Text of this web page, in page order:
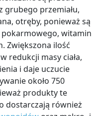
przemiału,
otręby, ponieważ są
pokarmowego, witamin
Zwiększona ilość
redukcji masy ciała,
i daje uczucie
około 750
produkty te
dostarczają również